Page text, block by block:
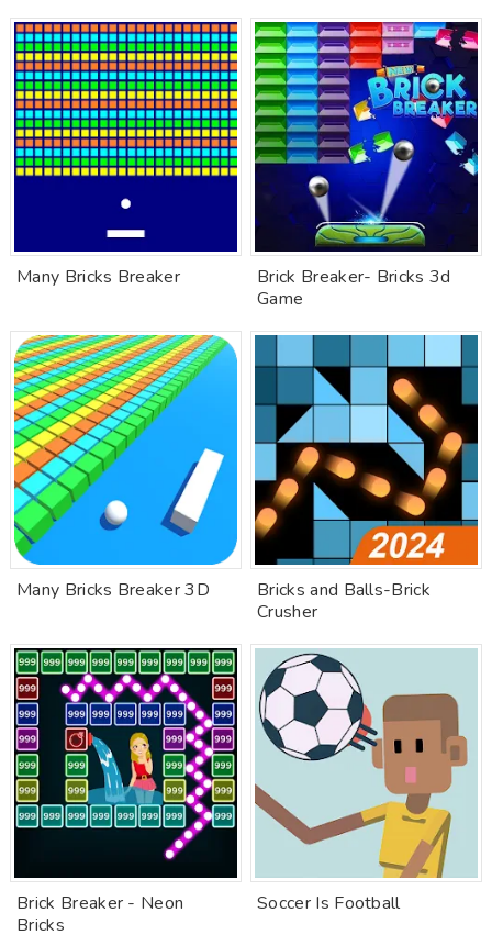
Many Bricks Breaker
Brick Breaker- Bricks 3d
Game
Many Bricks Breaker 3D
Bricks and Balls-Brick
Crusher
Brick Breaker - Neon
Bricks
Soccer Is Football